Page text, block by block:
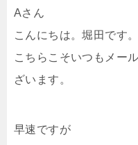
Aさん
こんにちは。堀田です。
こちらこそいつもメー
ざいます。
早速ですが